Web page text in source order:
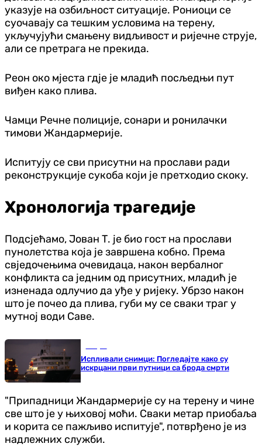
указује на озбиљност ситуације. Рониоци се
суочавају са тешким условима на терену,
укључујући смањену видљивост и ријечне струје,
али се претрага не прекида.
Реон око мјеста гдје је младић посљедњи пут
виђен како плива.
Чамци Речне полиције, сонари и ронилачки
тимови Жандармерије.
Испитују се сви присутни на прослави ради
реконструкције сукоба који је претходио скоку.
Хронологија трагедије
Подсјећамо, Јован Т. је био гост на прослави
пунолетства која је завршена кобно. Према
свједочењима очевидаца, након вербалног
конфликта са једним од присутних, младић је
изненада одлучио да уђе у ријеку. Убрзо након
што је почео да плива, губи му се сваки траг у
мутној води Саве.
Испливали снимци: Погледајте како су
искрцани први путници са брода смрти
"Припадници Жандармерије су на терену и чине
све што је у њиховој моћи. Сваки метар приобаља
и корита се пажљиво испитује", потврђено је из
надлежних служби.